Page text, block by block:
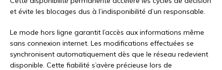
et évite les blocages dus à l’indisponibilité d’un responsable.
Le mode hors ligne garantit l’accès aux informations même
sans connexion internet. Les modifications effectuées se
synchronisent automatiquement dès que le réseau redevient
disponible. Cette fiabilité s’avère précieuse lors de